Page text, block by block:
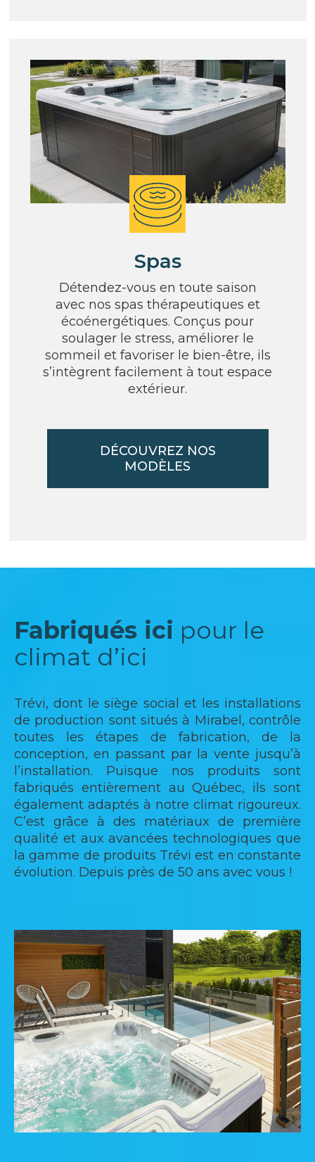
Spas
Détendez-vous en toute saison
avec nos spas thérapeutiques et
écoénergétiques. Conçus pour
soulager le stress, améliorer le
sommeil et favoriser le bien-être, ils
s’intègrent facilement à tout espace
extérieur.
DÉCOUVREZ NOS
MODÈLES
Fabriqués ici pour le
climat d’ici
Trévi, dont le siège social et les installations
de production sont situés à Mirabel, contrôle
toutes les étapes de fabrication, de la
conception, en passant par la vente jusqu’à
l’installation. Puisque nos produits sont
fabriqués entièrement au Québec, ils sont
également adaptés à notre climat rigoureux.
C’est grâce à des matériaux de première
qualité et aux avancées technologiques que
la gamme de produits Trévi est en constante
évolution. Depuis près de 50 ans avec vous !